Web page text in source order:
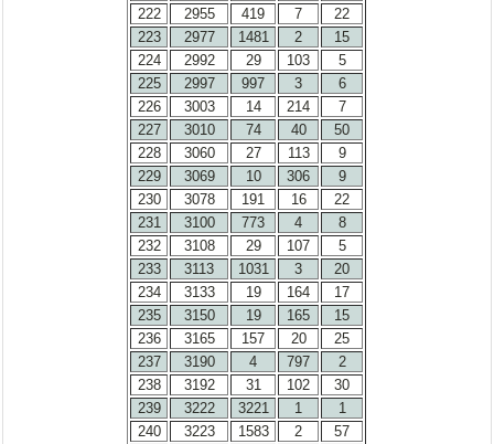
222
2955 419 7
22
223
2977 1481 2
15
224
2992 29 103
5
225
2997 997 3
6
226
3003 14 214
7
227
3010 74 40
50
228
3060 27 113
9
229
3069 10 306
9
230
3078 191 16
22
231
3100 773 4
8
232
3108 29 107
5
233
3113 1031 3
20
234
3133 19 164
17
235
3150 19 165
15
236
3165 157 20
25
237
3190 4 797
2
238
3192 31 102
30
239
3222 3221 1
1
240
3223 1583 2
57